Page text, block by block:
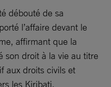
débouté de sa
l’affaire devant le
affirmant que la
son droit à la vie au titre
aux droits civils et
les Kiribati.